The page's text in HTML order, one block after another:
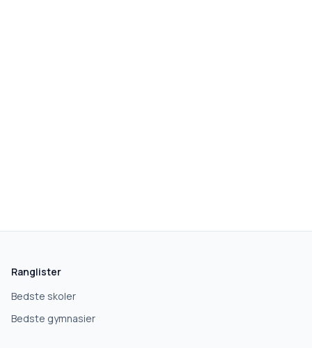
Hvad leder du efter?
Grundskole
Ranglister
Bedste skoler
Bedste gymnasier